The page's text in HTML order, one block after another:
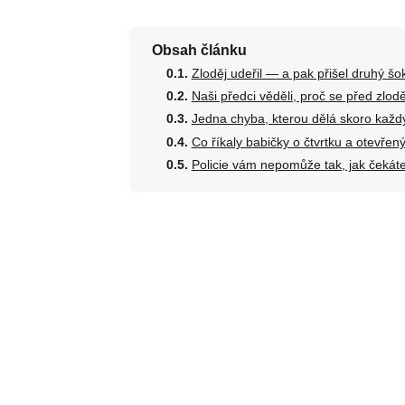
Obsah článku
Zloděj udeřil — a pak přišel druhý
Naši předci věděli, proč se před
Jedna chyba, kterou dělá skoro
Co říkaly babičky o čtvrtku a
Policie vám nepomůže tak, jak